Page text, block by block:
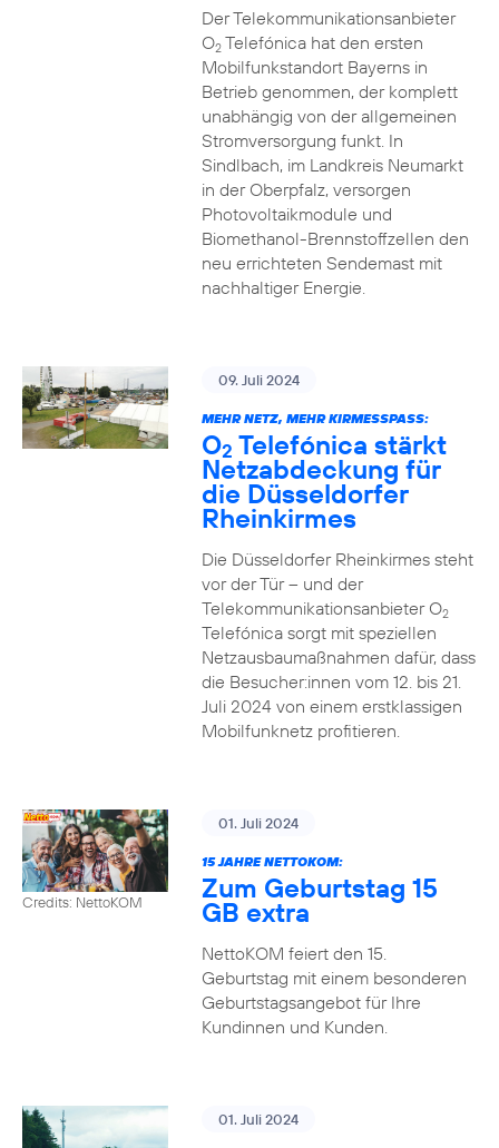
Der Telekommunikationsanbieter
O2Telefónica hat den ersten
Mobilfunkstandort Bayerns in
Betrieb genommen, der komplett
unabhängig von der allgemeinen
Stromversorgung funkt. In
Sindlbach, im Landkreis Neumarkt
in der Oberpfalz, versorgen
Photovoltaikmodule und
Biomethanol-Brennstoffzellen den
neu errichteten Sendemast mit
nachhaltiger Energie.
09. Juli 2024
MEHR NETZ, MEHR KIRMESSPASS:
O2 Telefónica stärkt
Netzabdeckung für
die Düsseldorfer
Rheinkirmes
Die Düsseldorfer Rheinkirmes steht
vor der Tür – und der
Telekommunikationsanbieter O2
Telefónica sorgt mit speziellen
Netzausbaumaßnahmen dafür, dass
die Besucher:innen vom 12. bis 21.
Juli 2024 von einem erstklassigen
Mobilfunknetz profitieren.
Credits: NettoKOM
01. Juli 2024
15 JAHRE NETTOKOM:
Zum Geburtstag 15
GB extra
NettoKOM feiert den 15.
Geburtstag mit einem besonderen
Geburtstagsangebot für Ihre
Kundinnen und Kunden.
01. Juli 2024